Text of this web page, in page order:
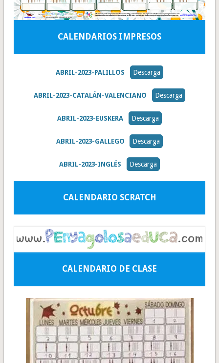
CALENDARIOS IMPRESOS
ABRIL-2023-PALILLOS Descarga
ABRIL-2023-CATALÁN-VALENCIANO Descarga
ABRIL-2023-EUSKERA Descarga
ABRIL-2023-GALLEGO Descarga
ABRIL-2023-INGLÉS Descarga
CALENDARIO SCRATCH
CALENDARIO DE CLASE